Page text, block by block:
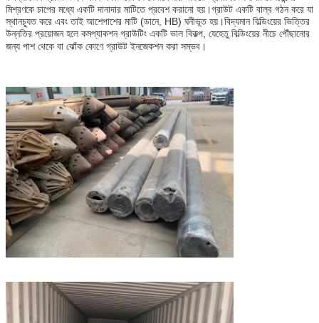
মিশ্রণকে চাপের মধ্যে একটি দানাদার মাটিতে প্রবেশ করানো হয়।গ্রাউট একটি বাল্ব গঠন করে যা
স্থানচ্যুত করে এবং তাই আশেপাশের মাটি (ডানে, HB) ঘনীভূত হয়।বিদ্যমান বিল্ডিংয়ের ভিত্তির
উন্নতির প্রয়োজন হলে কমপ্যাকশন গ্রাউটিং একটি ভাল বিকল্প, যেহেতু বিল্ডিংয়ের নীচে পৌঁছানোর
জন্য পাশ থেকে বা ঝোঁক কোণে গ্রাউট ইনজেকশন করা সম্ভব।